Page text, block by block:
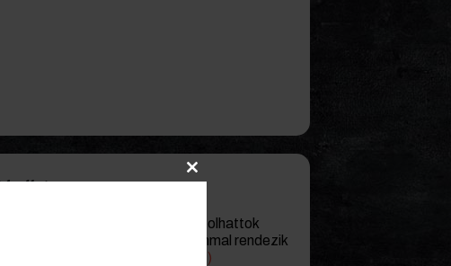
ismét füstölt finomságokat kóstolhattok
versenyt immár harmadik alkalommal rendezik
(tovább…)
Close
module